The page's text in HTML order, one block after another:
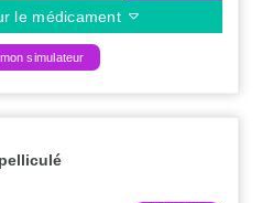
le médicament
simulateur